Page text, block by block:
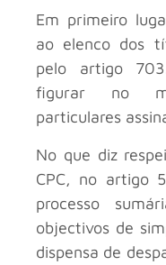
Em primeiro
ao elenco dos
pelo artigo
figurar no
particulares
No que diz
CPC, no artigo
processo
objectivos de
dispensa de